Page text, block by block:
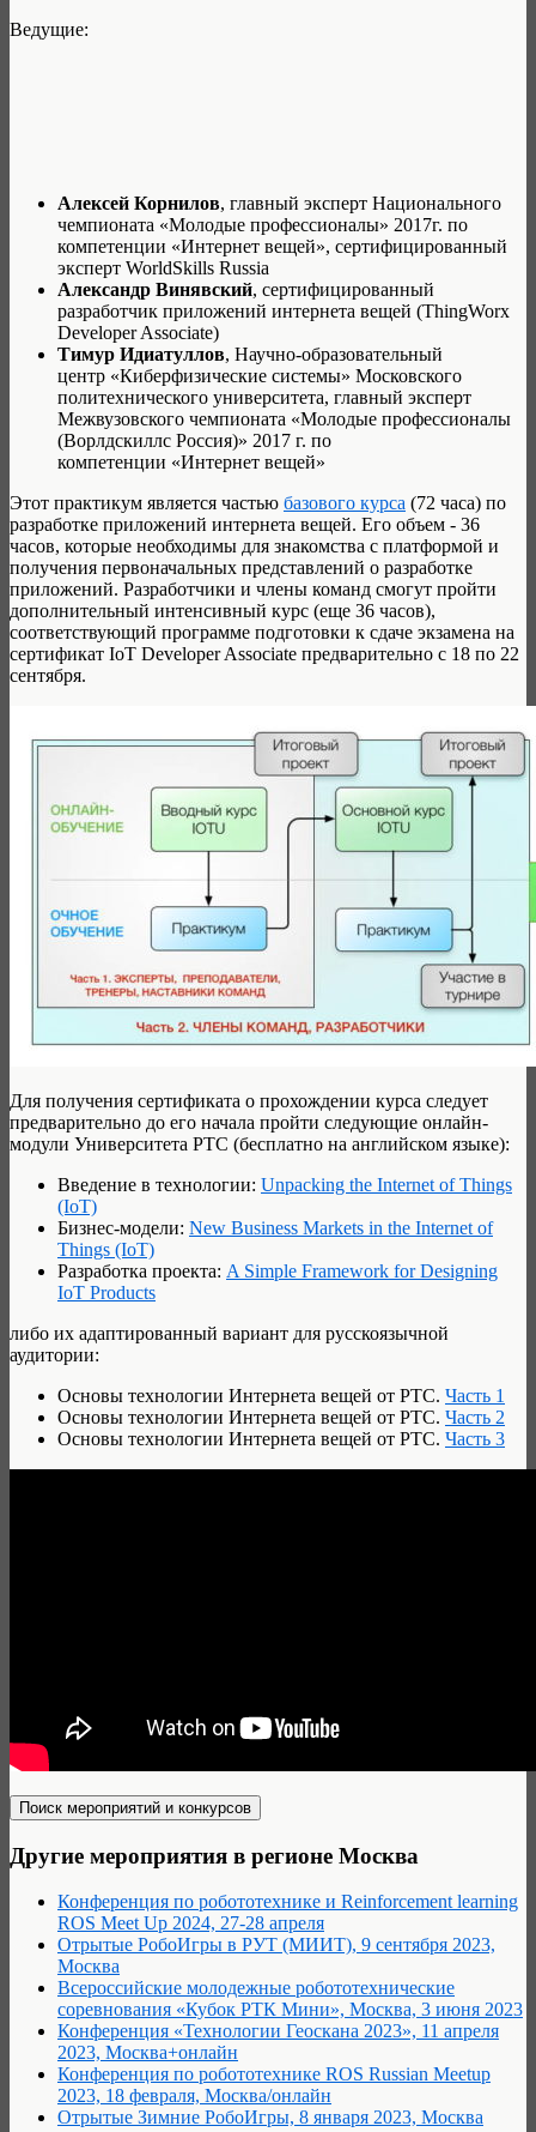
Ведущие:
Алексей Корнилов, главный эксперт Национального
чемпионата «Молодые профессионалы» 2017г. по
компетенции «Интернет вещей», сертифицированный
эксперт WorldSkills Russia
Александр Винявский, сертифицированный
разработчик приложений интернета вещей (ThingWorx
Developer Associate)
Тимур Идиатуллов, Научно-образовательный
центр «Киберфизические системы» Московского
политехнического университета, главный эксперт
Межвузовского чемпионата «Молодые профессионалы
(Ворлдскиллс Россия)» 2017 г. по
компетенции «Интернет вещей»
Этот практикум является частью базового курса (72 часа) по
разработке приложений интернета вещей. Его объем - 36
часов, которые необходимы для знакомства с платформой и
получения первоначальных представлений о разработке
приложений. Разработчики и члены команд смогут пройти
дополнительный интенсивный курс (еще 36 часов),
соответствующий программе подготовки к сдаче экзамена на
сертификат IoT Developer Associate предварительно с 18 по 22
сентября.
Для получения сертификата о прохождении курса следует
предварительно до его начала пройти следующие онлайн-
модули Университета PTC (бесплатно на английском языке):
Введение в технологии: Unpacking the Internet of Things
(IoT)
Бизнес-модели: New Business Markets in the Internet of
Things (IoT)
Разработка проекта: A Simple Framework for Designing
IoT Products
либо их адаптированный вариант для русскоязычной
аудитории:
Основы технологии Интернета вещей от PTC. Часть 1
Основы технологии Интернета вещей от PTC. Часть 2
Основы технологии Интернета вещей от PTC. Часть 3
Другие мероприятия в регионе Москва
Конференция по робототехнике и Reinforcement learning
ROS Meet Up 2024, 27-28 апреля
Отрытые РобоИгры в РУТ (МИИТ), 9 сентября 2023,
Москва
Всероссийские молодежные робототехнические
соревнования «Кубок РТК Мини», Москва, 3 июня 2023
Конференция «Технологии Геоскана 2023», 11 апреля
2023, Москва+онлайн
Конференция по робототехнике ROS Russian Meetup
2023, 18 февраля, Москва/онлайн
Отрытые Зимние РобоИгры, 8 января 2023, Москва